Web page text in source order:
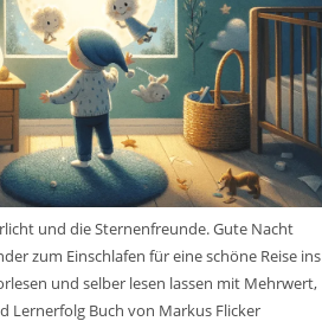
und die Sternenfreunde. Gute Nacht
zum Einschlafen für eine schöne Reise ins
und selber lesen lassen mit Mehrwert,
Lernerfolg Buch von Markus Flicker